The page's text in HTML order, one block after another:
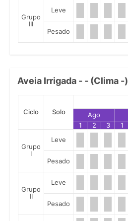
Grupo
III
Leve
Pesado
Aveia Irrigada - - (Clima -)
Ciclo Solo
Ago
1
2 3 1
Grupo
I
Leve
Pesado
Grupo
II
Leve
Pesado